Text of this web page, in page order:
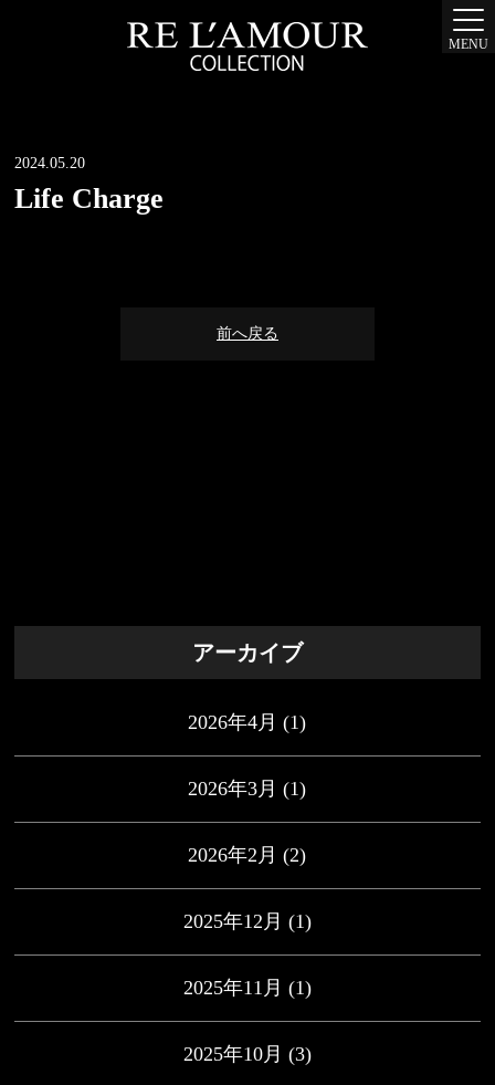
MENU
2024.05.20
Life Charge
前へ戻る
アーカイブ
2026年4月 (1)
2026年3月 (1)
2026年2月 (2)
2025年12月 (1)
2025年11月 (1)
2025年10月 (3)